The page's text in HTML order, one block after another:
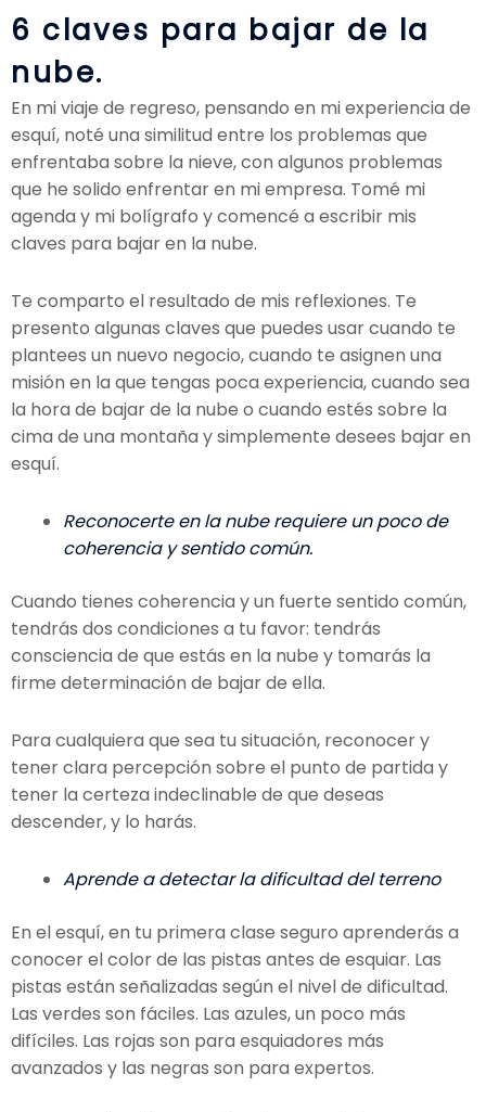
6 claves para bajar de la
nube.
En mi viaje de regreso, pensando en mi experiencia de
esquí, noté una similitud entre los problemas que
enfrentaba sobre la nieve, con algunos problemas
que he solido enfrentar en mi empresa. Tomé mi
agenda y mi bolígrafo y comencé a escribir mis
claves para bajar en la nube.
Te comparto el resultado de mis reflexiones. Te
presento algunas claves que puedes usar cuando te
plantees un nuevo negocio, cuando te asignen una
misión en la que tengas poca experiencia, cuando sea
la hora de bajar de la nube o cuando estés sobre la
cima de una montaña y simplemente desees bajar en
esquí.
Reconocerte en la nube requiere un poco de
coherencia y sentido común.
Cuando tienes coherencia y un fuerte sentido común,
tendrás dos condiciones a tu favor: tendrás
consciencia de que estás en la nube y tomarás la
firme determinación de bajar de ella.
Para cualquiera que sea tu situación, reconocer y
tener clara percepción sobre el punto de partida y
tener la certeza indeclinable de que deseas
descender, y lo harás.
Aprende a detectar la dificultad del terreno
En el esquí, en tu primera clase seguro aprenderás a
conocer elcolor de las pistas antes de esquiar. Las
pistas están señalizadas según el nivel de dificultad.
Las verdes son fáciles. Las azules, un poco más
difíciles. Las rojas son para esquiadores más
avanzados y las negras son para expertos.